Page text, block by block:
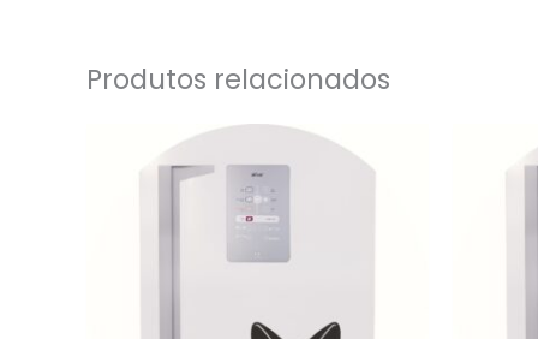
Produtos relacionados